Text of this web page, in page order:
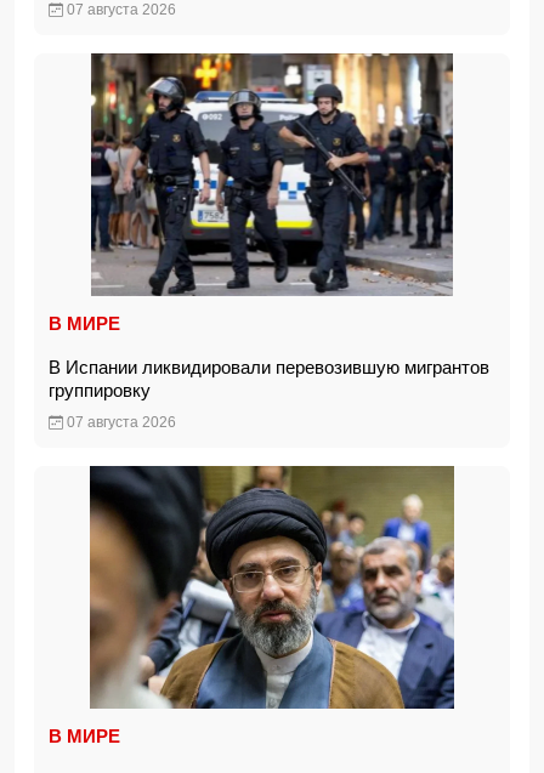
07 августа 2026
В МИРЕ
В Испании ликвидировали перевозившую мигрантов
группировку
07 августа 2026
В МИРЕ